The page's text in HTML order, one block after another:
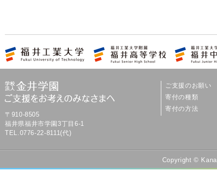
〒910-8505
福井県福井市学園3丁目6-1
TEL.0776-22-8111(代)
ご支援のお願い
寄付の種類
寄付の方法
Copyright ©